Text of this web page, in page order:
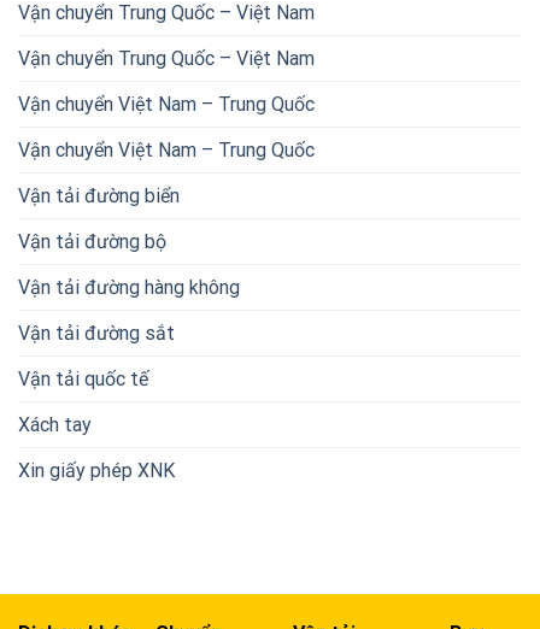
Vận chuyển Trung Quốc – Việt Nam
Vận chuyển Trung Quốc – Việt Nam
Vận chuyển Việt Nam – Trung Quốc
Vận chuyển Việt Nam – Trung Quốc
Vận tải đường biển
Vận tải đường bộ
Vận tải đường hàng không
Vận tải đường sắt
Vận tải quốc tế
Xách tay
Xin giấy phép XNK